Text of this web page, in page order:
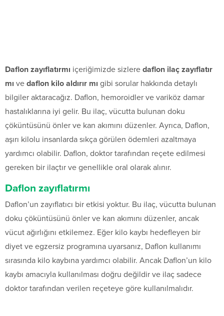
Daflon zayıflatırmı içeriğimizde sizlere daflon ilaç zayıflatır
mı ve daflon kilo aldırır mı gibi sorular hakkında detaylı
bilgiler aktaracağız. Daflon, hemoroidler ve variköz damar
hastalıklarına iyi gelir. Bu ilaç, vücutta bulunan doku
çöküntüsünü önler ve kan akımını düzenler. Ayrıca, Daflon,
aşırı kilolu insanlarda sıkça görülen ödemleri azaltmaya
yardımcı olabilir. Daflon, doktor tarafından reçete edilmesi
gereken bir ilaçtır ve genellikle oral olarak alınır.
Daflon zayıflatırmı
Daflon’un zayıflatıcı bir etkisi yoktur. Bu ilaç, vücutta bulunan
doku çöküntüsünü önler ve kan akımını düzenler, ancak
vücut ağırlığını etkilemez. Eğer kilo kaybı hedefleyen bir
diyet ve egzersiz programına uyarsanız, Daflon kullanımı
sırasında kilo kaybına yardımcı olabilir. Ancak Daflon’un kilo
kaybı amacıyla kullanılması doğru değildir ve ilaç sadece
doktor tarafından verilen reçeteye göre kullanılmalıdır.